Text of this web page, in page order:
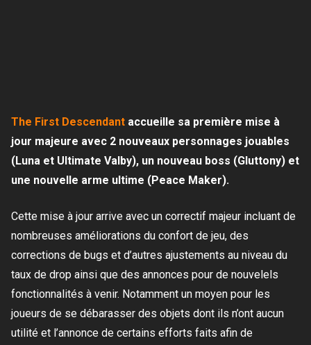
The First Descendant accueille sa première mise à
jour majeure avec 2 nouveaux personnages jouables
(Luna et Ultimate Valby), un nouveau boss (Gluttony) et
une nouvelle arme ultime (Peace Maker).
Cette mise à jour arrive avec un correctif majeur incluant de
nombreuses améliorations du confort de jeu, des
corrections de bugs et d’autres ajustements au niveau du
taux de drop ainsi que des annonces pour de nouvelels
fonctionnalités à venir. Notamment un moyen pour les
joueurs de se débarasser des objets dont ils n’ont aucun
utilité et l’annonce de certains efforts faits afin de